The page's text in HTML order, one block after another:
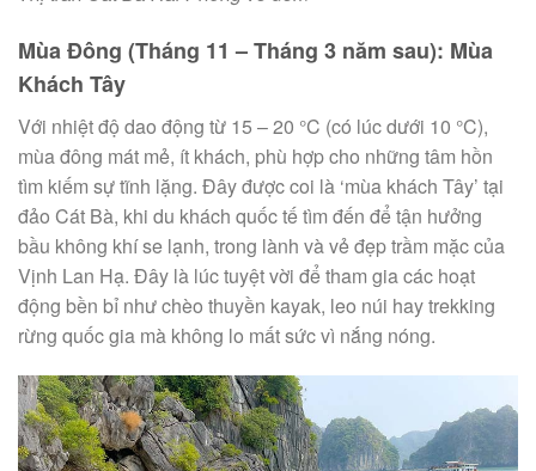
Mùa Đông (Tháng 11 – Tháng 3 năm sau): Mùa
Khách Tây
Với nhiệt độ dao động từ 15 – 20 °C (có lúc dưới 10 °C),
mùa đông mát mẻ, ít khách, phù hợp cho những tâm hồn
tìm kiếm sự tĩnh lặng. Đây được coi là ‘mùa khách Tây’ tại
đảo Cát Bà, khi du khách quốc tế tìm đến để tận hưởng
bầu không khí se lạnh, trong lành và vẻ đẹp trầm mặc của
Vịnh Lan Hạ. Đây là lúc tuyệt vời để tham gia các hoạt
động bền bỉ như chèo thuyền kayak, leo núi hay trekking
rừng quốc gia mà không lo mất sức vì nắng nóng.